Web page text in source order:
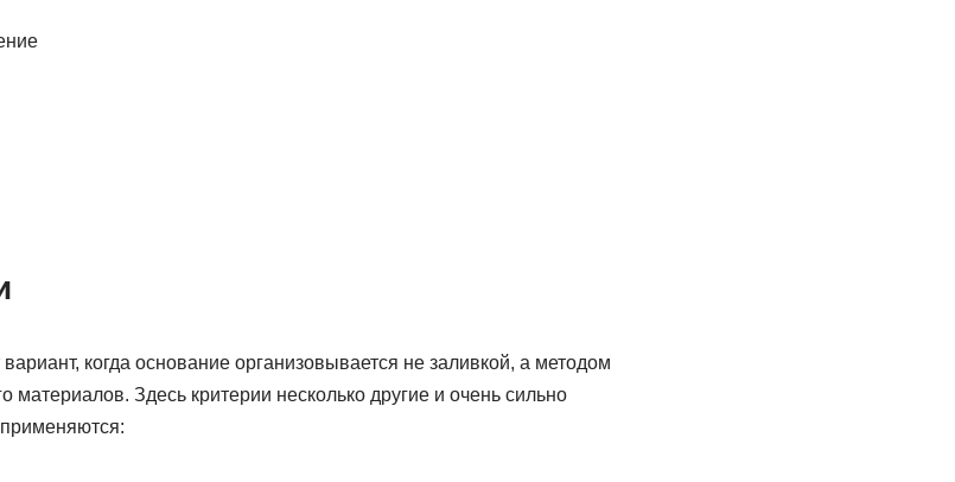
когда основание организовывается не заливкой, а методом
материалов. Здесь критерии несколько другие и очень сильно
применяются: